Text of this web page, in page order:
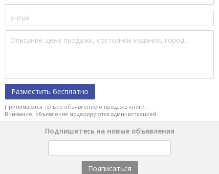
Разместить бесплатно
Принимаются только объявление о продаже книги.
Внимание, объявления модерируются администрацией.
Подпишитесь на новые объявления
Подписаться